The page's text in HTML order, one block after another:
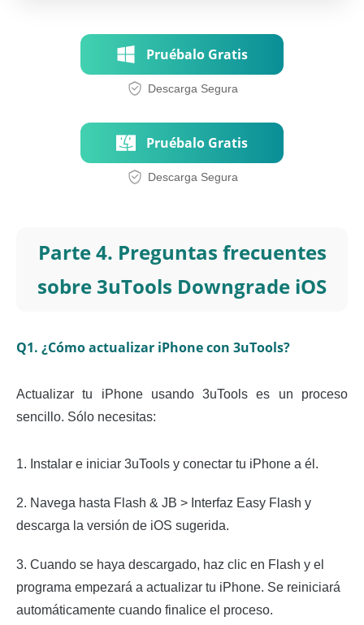
Pruébalo Gratis
Descarga Segura
Pruébalo Gratis
Descarga Segura
Parte 4. Preguntas frecuentes
sobre 3uTools Downgrade iOS
Q1. ¿Cómo actualizar iPhone con 3uTools?
Actualizar tu iPhone usando 3uTools es un proceso
sencillo. Sólo necesitas:
1. Instalar e iniciar 3uTools y conectar tu iPhone a él.
2. Navega hasta Flash & JB > Interfaz Easy Flash y
descarga la versión de iOS sugerida.
3. Cuando se haya descargado, haz clic en Flash y el
programa empezará a actualizar tu iPhone. Se reiniciará
automáticamente cuando finalice el proceso.